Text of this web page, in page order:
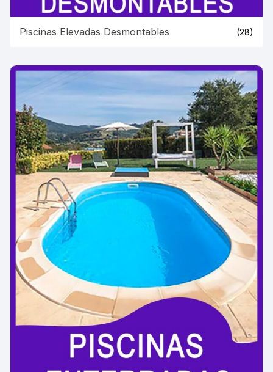
Piscinas Elevadas Desmontables (28)